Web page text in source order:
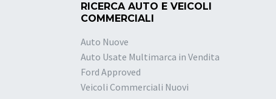
RICERCA AUTO E VEICOLI
COMMERCIALI
Auto Nuove
Auto Usate Multimarca in Vendita
Ford Approved
Veicoli Commerciali Nuovi